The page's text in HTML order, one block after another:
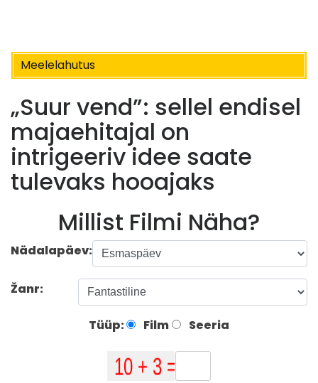
Meelelahutus
„Suur vend”: sellel endisel
majaehitajal on
intrigeeriv idee saate
tulevaks hooajaks
Millist Filmi Näha?
Nädalapäev:
Žanr:
Tüüp: Film Seeria